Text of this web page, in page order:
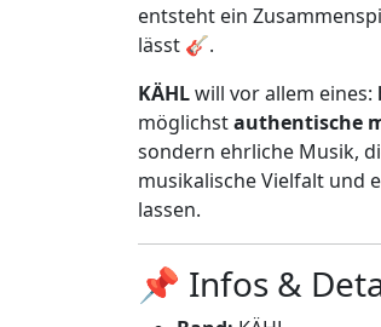
entsteht ein
lässt 🎸.
KÄHLwill vor allem eines:
möglichstauthentische
sondern ehrliche Musik,
musikalische Vielfalt und
lassen.
📌 Infos &